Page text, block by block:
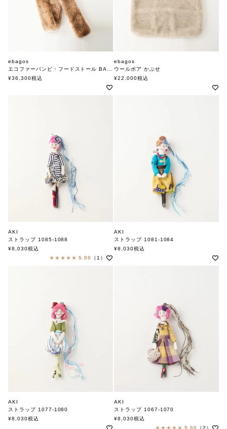
ebagos
エコファーバンビ・フードストール BAMB
エバゴス
¥36,300税込
ebagos
ウールボア かぶせ
エバゴス
¥22,000税込
AKI
ストラップ 1085-1088
アキ
¥8,030税込
5.00
（1）
AKI
ストラップ 1081-1084
アキ
¥8,030税込
AKI
ストラップ 1077-1080
アキ
¥8,030税込
AKI
ストラップ 1067-1070
アキ
¥8,030税込
5.00
（2）